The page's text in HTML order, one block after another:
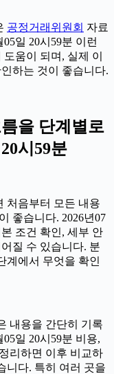
공정거래위원회 자료
일 20시59분 이런
움이 되며, 실제 이
하는 것이 좋습니다.
을 단계별로
시59분
처음부터 모든 내용
좋습니다. 2026년07
조건 확인, 세부 안
질 수 있습니다. 분
계에서 무엇을 확인
내용을 간단히 기록
일 20시59분 비용,
리하면 이후 비교하
니다. 특히 여러 곳을